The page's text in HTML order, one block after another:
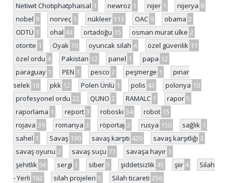
Netiwit Chotiphatphaisal 1 newroz 1 nijer 1 nijerya 8
nobel 9 norveç 3 nükleer 113 OAC 9 obama 2
ODTÜ 1 ohal 43 ortadoğu 15 osman murat ülke 2
otorite 1 Oyak 10 oyuncak silah 4 özel güvenlik 11
özel ordu 4 Pakistan 12 panel 1 papa 12
paraguay 1 PEN 1 pesco 2 peşmerge 1
pınar
selek 18 pkk 12 Polen Ünlü 1 polis 43 polonya 10
profesyonel ordu 22 QUNO 2 RAMALC 1 rapor 5
raporlama 1 report 3 roboski 34 robot 15
rojava 39 romanya 3 röportaj 2 rusya 150 sağlık 1
sahel 1 Savaş 190 savaş karşıtı 420 savaş karşıtlığı 3
savaş oyunu 2 savaş suçu 77 savaşa hayır 1
şehitlik 56 sergi 1 siber 5 şiddetsizlik 45 şiir 4
Silah
- Yerli 162 silah projeleri 5 Silah ticareti 256